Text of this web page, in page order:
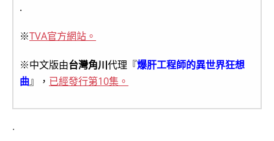
.
※TVA官方網站。
※中文版由台灣角川代理『爆肝工程師的異世界狂想
曲』， 已經發行第10集。
.